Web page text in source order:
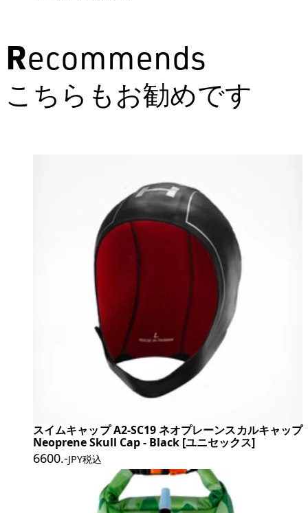
Recommends
こちらもお勧めです
スイムキャップ A2-SC19 ネオプレーンスカルキャップ
Neoprene Skull Cap - Black [ユニセックス]
6600.-JPY税込